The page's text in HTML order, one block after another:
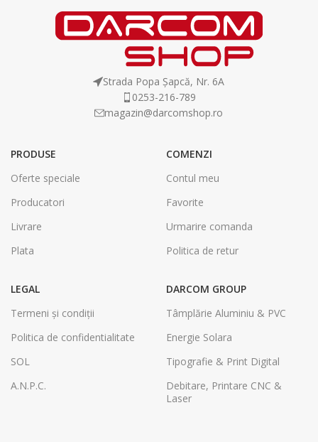
Strada Popa Șapcă, Nr. 6A
0253-216-789
magazin@darcomshop.ro
PRODUSE
Oferte speciale
Producatori
Livrare
Plata
COMENZI
Contul meu
Favorite
Urmarire comanda
Politica de retur
LEGAL
Termeni și condiții
Politica de confidentialitate
SOL
A.N.P.C.
DARCOM GROUP
Tâmplărie Aluminiu & PVC
Energie Solara
Tipografie & Print Digital
Debitare, Printare CNC &
Laser